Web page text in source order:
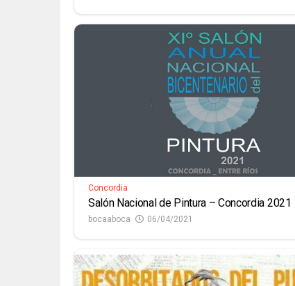
Concordia
Salón Nacional de Pintura – Concordia 2021
bocaaboca 06/04/2021